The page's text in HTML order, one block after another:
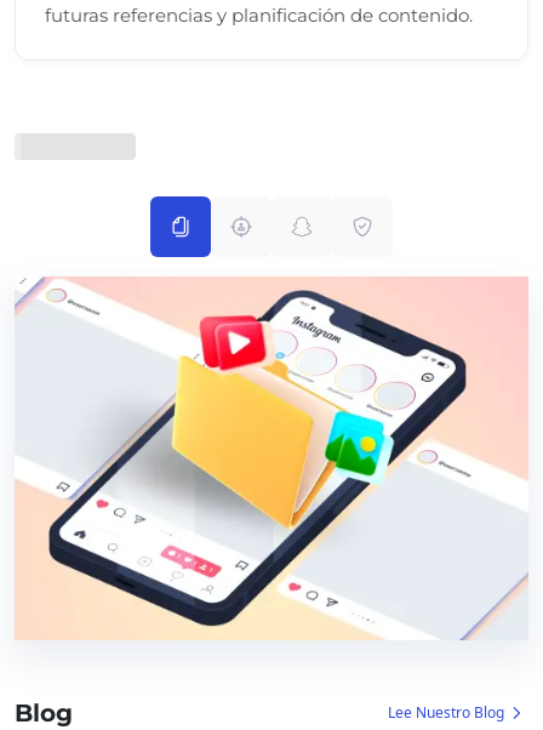
futuras referencias y planificación de contenido.
Blog Lee Nuestro Blog